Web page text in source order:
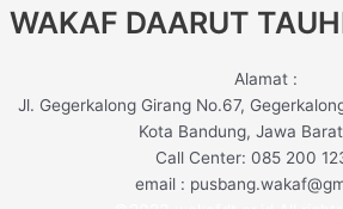
WAKAF DAARUT
Alamat :
Jl. Gegerkalong Girang No.67,
Kota Bandung, Jawa
Call Center: 085 200
email :